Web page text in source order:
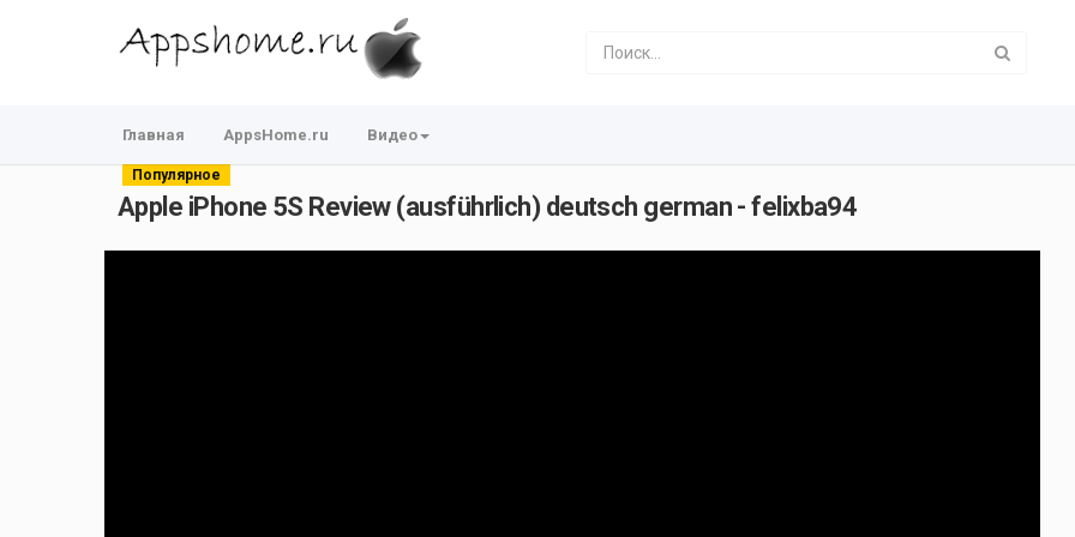
Главная AppsHome.ru Видео
Популярное
Apple iPhone 5S Review (ausführlich) deutsch german - felixba94